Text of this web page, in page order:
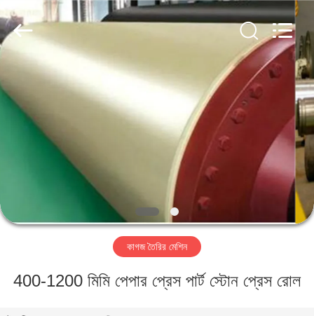
বাড়ি
পণ্য
কারখানা
HUATAO
LOVER
LTD.
All
Rights
Reserved.
কাগজ তৈরির মেশিন
400-1200 মিমি পেপার প্রেস পার্ট স্টোন প্রেস রোল